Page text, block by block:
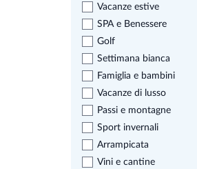
Vacanze estive
SPA e Benessere
Golf
Settimana bianca
Famiglia e bambini
Vacanze di lusso
Passi e montagne
Sport invernali
Arrampicata
Vini e cantine